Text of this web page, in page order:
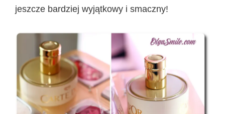
jeszcze bardziej wyjątkowy i smaczny!